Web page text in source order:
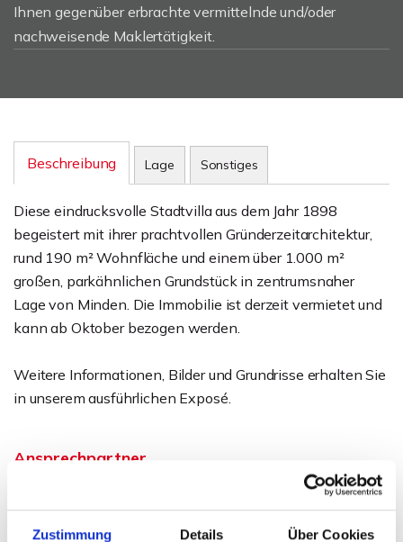
Zustimmung Details Über Cookies
Ihnen gegenüber erbrachte vermittelnde und/oder
nachweisende Maklertätigkeit.
Beschreibung Lage Sonstiges
Diese eindrucksvolle Stadtvilla aus dem Jahr 1898
begeistert mit ihrer prachtvollen Gründerzeitarchitektur,
rund 190 m² Wohnfläche und einem über 1.000 m²
großen, parkähnlichen Grundstück in zentrumsnaher
Lage von Minden. Die Immobilie ist derzeit vermietet und
kann ab Oktober bezogen werden.
Weitere Informationen, Bilder und Grundrisse erhalten Sie
in unserem ausführlichen Exposé.
Ansprechpartner